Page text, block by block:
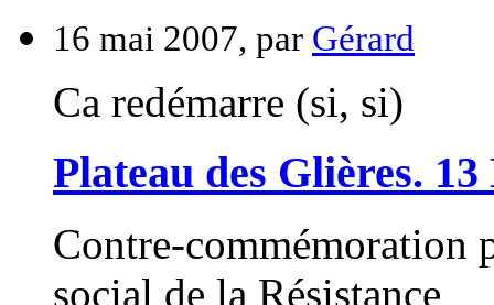
16 mai 2007, par Gérard
Ca redémarre (si, si)
Plateau des Glières.
Contre-commémoration
social de la Résistance